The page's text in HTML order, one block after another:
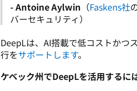
- Antoine Aylwin （Faskens社
バーセキュリティ）
DeepLは、AI搭載で低コストかつ
行をサポートします。
ケベック州でDeepLを活用するに